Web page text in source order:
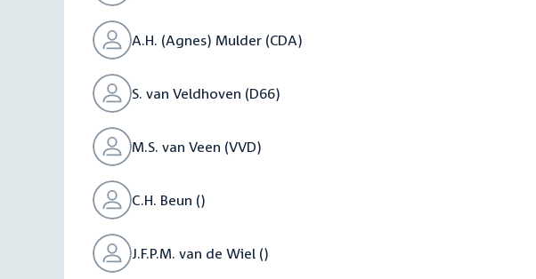
A.H. (Agnes) Mulder (CDA)
S. van Veldhoven (D66)
M.S. van Veen (VVD)
C.H. Beun ()
J.F.P.M. van de Wiel ()